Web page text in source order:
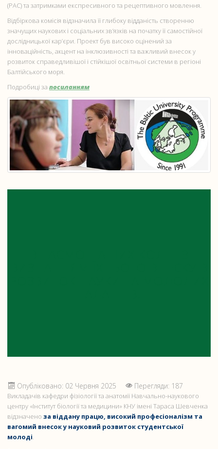
(РАС) та затримками експресивного та рецептивного мовлення.
Відбіркова комісія відзначила її глибоку відданість створенню
значущих наукових і соціальних зв’язків на початку її самостійної
дослідницької кар’єри. Проект був високо оцінений за
інноваційність, акцент на інклюзивності та важливий внесок у
розвиток справедливішої і стійкішої освітньої системи в регіоні
Балтійського моря.
Подробиці за посиланням
Опубліковано: 02 Червня 2025 Перегляди: 187
Викладачів кафедри фізіології та анатомії Навчально-наукового
центру «Інститут біології та медицини» КНУ імені Тараса Шевченка
відзначено за віддану працю, високий професіоналізм та
вагомий внесок у науковий розвиток студентської
молоді.